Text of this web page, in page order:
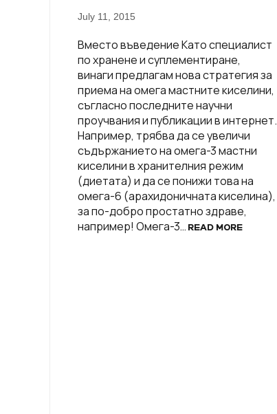
July 11, 2015
Вместо въведение Като специалист
по хранене и суплeментиране,
винаги предлагам нова стратегия за
приема на омега мастните киселини,
съгласно последните научни
проучвания и публикации в интернет.
Например, трябва да се увеличи
съдържанието на омега-3 мастни
киселини в хранителния режим
(диетата) и да се понижи това на
омега-6 (арахидоничната киселина),
за по-добро простатно здраве,
например! Омега-3… READ MORE